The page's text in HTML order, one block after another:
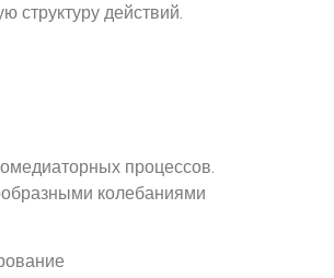
структуру действий.
процессов.
колебаниями